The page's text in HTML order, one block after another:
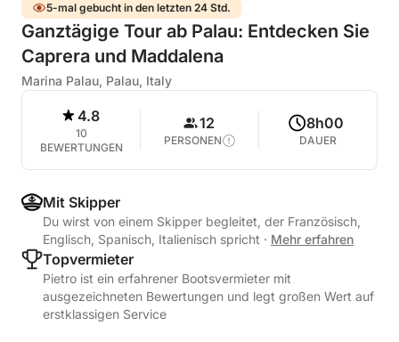
5-mal gebucht in den letzten 24 Std.
Ganztägige Tour ab Palau: Entdecken Sie
Caprera und Maddalena
Marina Palau, Palau, Italy
4.8
10
BEWERTUNGEN
12
PERSONEN
8h00
DAUER
Mit Skipper
Du wirst von einem Skipper begleitet, der Französisch,
Englisch, Spanisch, Italienisch spricht · Mehr erfahren
Topvermieter
Pietro ist ein erfahrener Bootsvermieter mit
ausgezeichneten Bewertungen und legt großen Wert auf
erstklassigen Service